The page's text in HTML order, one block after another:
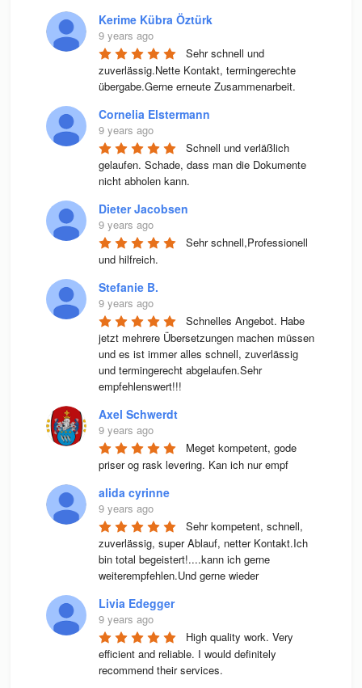
Kerime Kübra Öztürk
9 years ago
Sehr schnell und
zuverlässig.Nette Kontakt, termingerechte
übergabe.Gerne erneute Zusammenarbeit.
Cornelia Elstermann
9 years ago
Schnell und verläßlich
gelaufen. Schade, dass man die Dokumente
nicht abholen kann.
Dieter Jacobsen
9 years ago
Sehr schnell,Professionell
und hilfreich.
Stefanie B.
9 years ago
Schnelles Angebot. Habe
jetzt mehrere Übersetzungen machen müssen
und es ist immer alles schnell, zuverlässig
und termingerecht abgelaufen.Sehr
empfehlenswert!!!
Axel Schwerdt
9 years ago
Meget kompetent, gode
priser og rask levering. Kan ich nur empf
alida cyrinne
9 years ago
Sehr kompetent, schnell,
zuverlässig, super Ablauf, netter Kontakt.Ich
bin total begeistert!....kann ich gerne
weiterempfehlen.Und gerne wieder
Livia Edegger
9 years ago
High quality work. Very
efficient and reliable. I would definitely
recommend their services.